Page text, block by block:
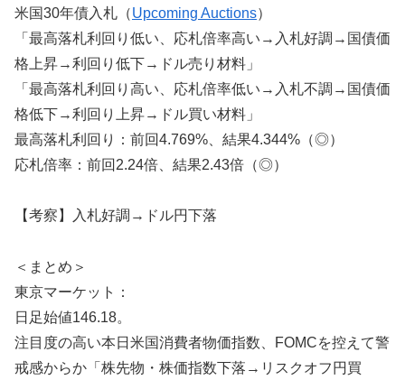
米国30年債入札（Upcoming Auctions）
「最高落札利回り低い、応札倍率高い→入札好調→国債価
格上昇→利回り低下→ドル売り材料」
「最高落札利回り高い、応札倍率低い→入札不調→国債価
格低下→利回り上昇→ドル買い材料」
最高落札利回り：前回4.769%、結果4.344%（◎）
応札倍率：前回2.24倍、結果2.43倍（◎）
【考察】入札好調→ドル円下落
＜まとめ＞
東京マーケット：
日足始値146.18。
注目度の高い本日米国消費者物価指数、FOMCを控えて警
戒感からか「株先物・株価指数下落→リスクオフ円買